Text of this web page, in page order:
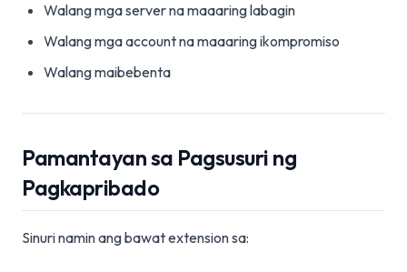
Walang mga server na maaaring labagin
Walang mga account na maaaring ikompromiso
Walang maibebenta
Pamantayan sa Pagsusuri ng
Pagkapribado
Sinuri namin ang bawat extension sa: